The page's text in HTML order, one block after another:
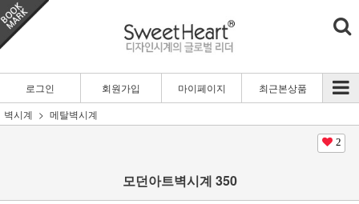
로그인 회원가입 마이페이지
최근본상품
벽시계
메탈벽시계
2
모던아트벽시계 350